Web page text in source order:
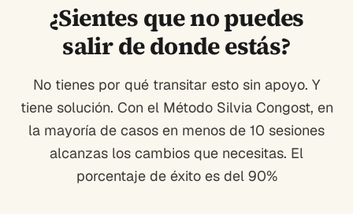
¿Sientes que no puedes
salir de donde estás?
No tienes por qué transitar esto sin apoyo. Y
tiene solución. Con el Método Silvia Congost, en
la mayoría de casos en menos de 10 sesiones
alcanzas los cambios que necesitas. El
porcentaje de éxito es del 90%